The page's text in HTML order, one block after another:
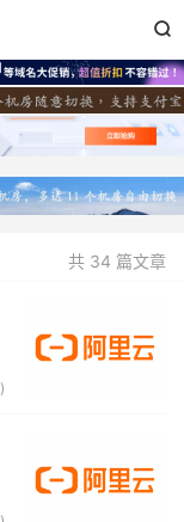

共 34 篇文章
)